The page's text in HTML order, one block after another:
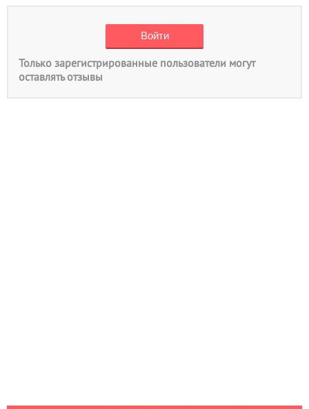
Только зарегистрированные пользователи могут
оставлять отзывы